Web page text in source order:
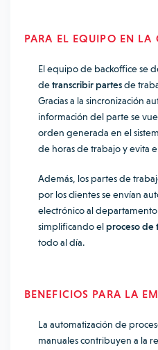
PARA EL EQUIPO EN LA
El equipo de backoffice se
detranscribir partesde
Gracias a la sincronización
información del parte se
orden generada en el
de horas de trabajo y evita
Además, los partes de
por los clientes se envían
electrónico al
simplificando elproceso de
todo al día.
BENEFICIOS PARA LA
La automatización de
manuales contribuyen a la